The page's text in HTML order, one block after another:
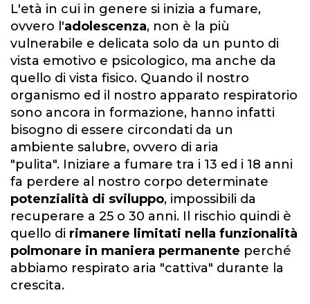
L'età in cui in genere si inizia a fumare,
ovvero l'adolescenza, non è la più
vulnerabile e delicata solo da un punto di
vista emotivo e psicologico, ma anche da
quello di vista fisico. Quando il nostro
organismo ed il nostro apparato respiratorio
sono ancora in formazione, hanno infatti
bisogno di essere circondati da un
ambiente salubre, ovvero di aria
"pulita". Iniziare a fumare tra i 13 ed i 18 anni
fa perdere al nostro corpo determinate
potenzialità di sviluppo, impossibili da
recuperare a 25 o 30 anni. Il rischio quindi è
quello di rimanere limitati nella funzionalità
polmonare in maniera permanente perché
abbiamo respirato aria "cattiva" durante la
crescita.